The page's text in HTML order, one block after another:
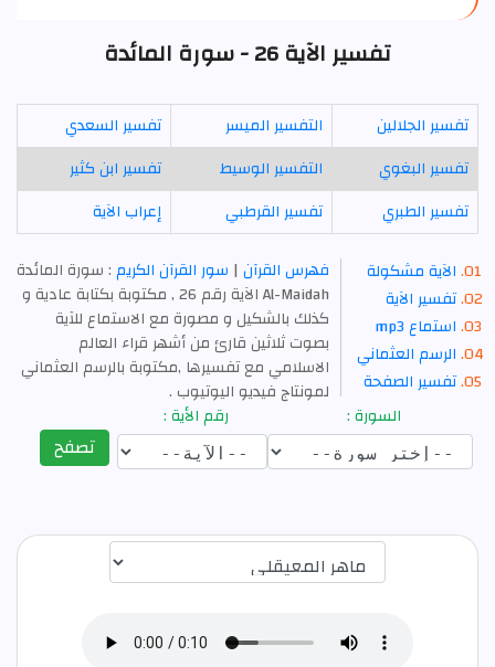
تفسير الآية 26 - سورة المائدة
تفسير الجلالين التفسير الميسر
تفسير السعدي
تفسير البغوي
التفسير الوسيط
تفسير ابن كثير
تفسير الطبري
تفسير القرطبي إعراب الآية
الآية مشكولة
تفسير الآية
استماع mp3
الرسم العثماني
تفسير الصفحة
فهرس القرآن | سور القرآن الكريم: سورة المائدة
Al-Maidah الآية رقم 26 , مكتوبة بكتابة عادية و
كذلك بالشكيل و مصورة مع الاستماع للآية
بصوت ثلاثين قارئ من أشهر قراء العالم
الاسلامي مع تفسيرها ,مكتوبة بالرسم العثماني
لمونتاج فيديو اليوتيوب .
السورة :
رقم الأية :
تصفح
اختيار قارئ الآية